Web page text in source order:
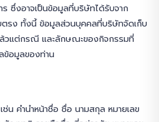
ซึ่งอาจเป็นข้อมูลที่บริษัทได้รับจาก
ตรง ทั้งนี้ ข้อมูลส่วนบุคคลที่บริษัทจัดเก็บ
วแต่กรณี และลักษณะของกิจกรรมที่
ข้อมูลของท่าน
ช่น คำนำหน้าชื่อ ชื่อ นามสกุล หมายเลข